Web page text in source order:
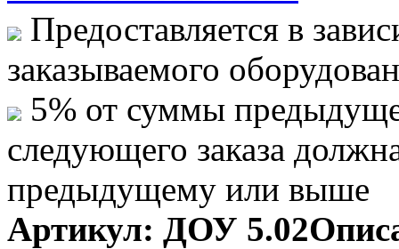
Предоставляется в
заказываемого
5% от суммы
следующего заказа
предыдущему или выше
Артикул: ДОУ 5.02